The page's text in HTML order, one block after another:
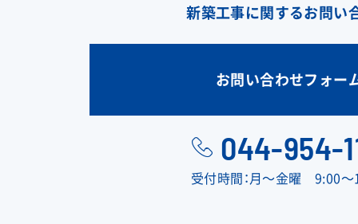
新築工事に関するお問い
お問い合わせフォー
044-954-
受付時間：月〜金曜 9:00